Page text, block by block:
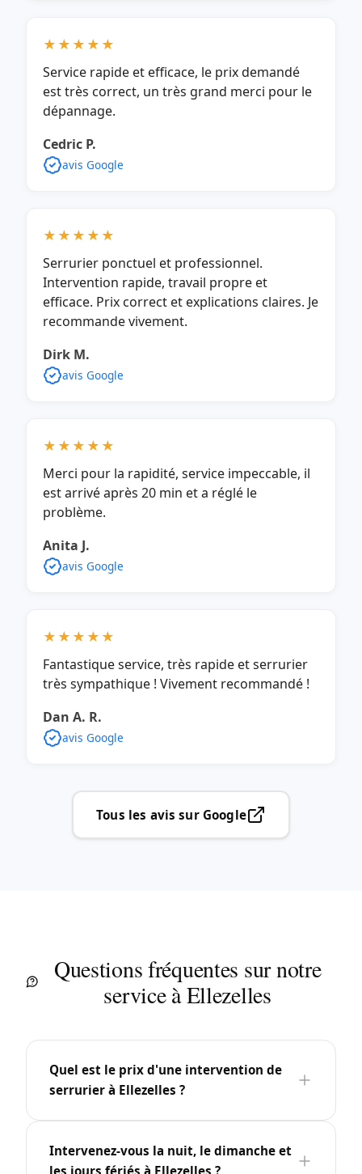
★★★★★
Service rapide et efficace, le prix demandé
est très correct, un très grand merci pour le
dépannage.
Cedric P.
avis Google
★★★★★
Serrurier ponctuel et professionnel.
Intervention rapide, travail propre et
efficace. Prix correct et explications claires. Je
recommande vivement.
Dirk M.
avis Google
★★★★★
Merci pour la rapidité, service impeccable, il
est arrivé après 20 min et a réglé le
problème.
Anita J.
avis Google
★★★★★
Fantastique service, très rapide et serrurier
très sympathique ! Vivement recommandé !
Dan A. R.
avis Google
Tous les avis sur Google
Questions fréquentes sur notre
service à Ellezelles
Quel est le prix d'une intervention de
serrurier à Ellezelles ?
Intervenez-vous la nuit, le dimanche et
les jours fériés à Ellezelles ?